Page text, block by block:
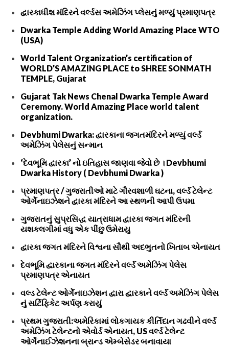
દ્વારકાધીશ મંદિરને વર્લ્ડસ અમેઝિંગ પ્લેસનું મળ્યું પ્રમાણપત્ર
Dwarka Temple Adding World Amazing Place WTO
(USA)
World Talent Organization’s certification of
WORLD’S AMAZING PLACE to SHREE SONMATH
TEMPLE, Gujarat
Gujarat Tak News Chenal Dwarka Temple Award
Ceremony. World Amazing Place world talent
organization.
Devbhumi Dwarka: દ્વારકાના જગતમંદિરને મળ્યું વર્લ્ડ
અમેઝિંગ પેલેસનું સન્માન
‘દેવભૂમિ દ્વારકા’ નો ઇતિહાસ જાણવા જેવો છે । Devbhumi
Dwarka History ( Devbhumi Dwarka )
પ્રમાણપત્ર / ગુજરાતીઓ માટે ગૌરવશાળી ઘટના, વર્લ્ડ ટેલેન્ટ
ઓર્ગેનાઇઝેશને દ્વારકા મંદિરને આ સ્થળની આપી ઉપમા
ગુજરાતનું સુપ્રસિદ્ધ યાત્રાધામ દ્વારકા જગત મંદિરની
યશકલગીમાં વધુ એક પીંછુ ઉમેરાયુ
દ્વારકા જગત મંદિરને વિશ્વના સૌથી અદભુતનો ખિતાબ એનાયત
દેવભૂમિ દ્વારકાના જગત મંદિરને વર્લ્ડ અમેઝિંગ પેલેસ
પ્રમાણપત્ર એનાયત
વલ્ડ ટેલેન્ટ ઓર્ગેનાઇઝેશન દ્વારા દ્વારકાને વર્લ્ડ અમેઝિંગ પેલેસ
નું સર્ટિફિકેટ અર્પણ કરાયું
પ્રથમ ગુજરાતી:અમેરિકામાં લોકગાયક કીર્તિદાન ગઢવીને વર્લ્ડ
અમેઝિંગ ટેલેન્ટનો એવોર્ડ એનાયત, US વર્લ્ડ ટેલેન્ટ
ઓર્ગેનાઈઝેશનના બ્રાન્ડ એમ્બેસેડર બનાવાયા